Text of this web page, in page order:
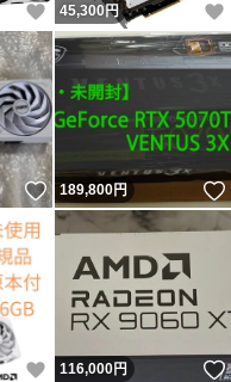
いいね！
45,300 円
いいね！
189,800円
いいね！
116,000円